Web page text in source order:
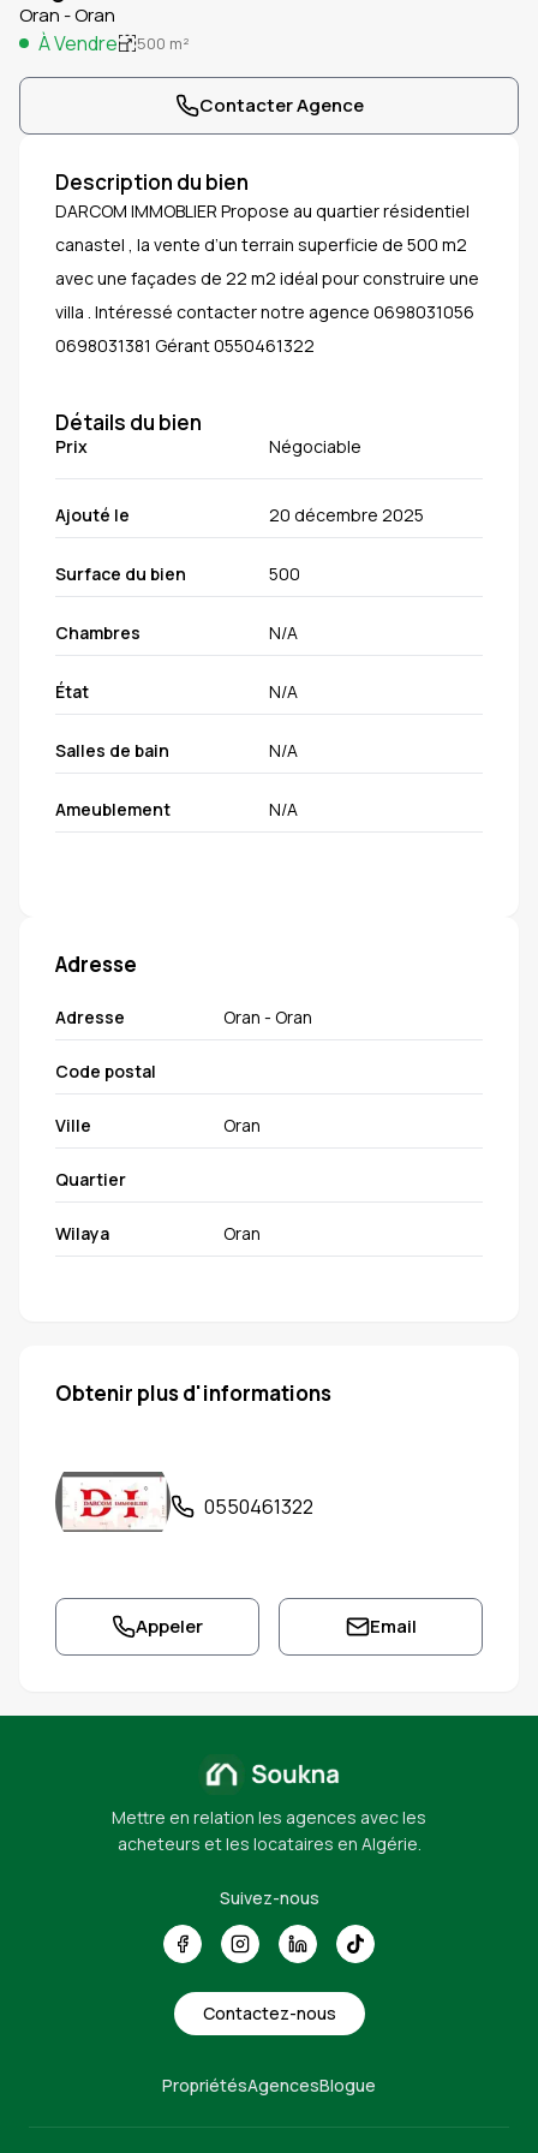
Oran - Oran
À Vendre 500 m²
Contacter Agence
Description du bien
DARCOM IMMOBLIER Propose au quartier résidentiel
canastel , la vente d’un terrain superficie de 500 m2
avec une façades de 22 m2 idéal pour construire une
villa . Intéressé contacter notre agence 0698031056
0698031381 Gérant 0550461322
Détails du bien
Prix Négociable
Ajouté le 20 décembre 2025
Surface du bien 500
État N/A
Chambres N/A
Salles de bain N/A
Ameublement N/A
Adresse
Adresse Oran - Oran
Code postal
Ville Oran
Quartier
Wilaya Oran
Obtenir plus d'informations
0550461322
Appeler Email
Mettre en relation les agences avec les
acheteurs et les locataires en Algérie.
Suivez-nous
Contactez-nous
PropriétésAgencesBlogue